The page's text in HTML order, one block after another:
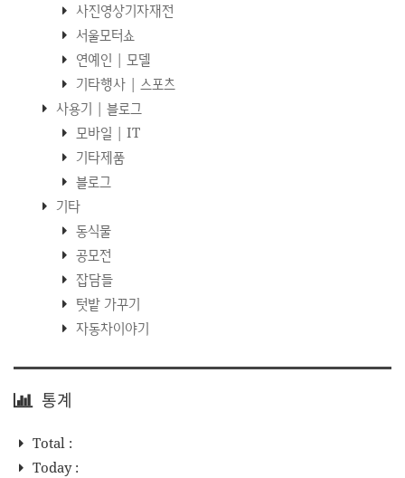
사진영상기자재전
서울모터쇼
연예인 | 모델
기타행사 | 스포츠
사용기 | 블로그
모바일 | IT
기타제품
블로그
기타
동식물
공모전
잡담들
텃밭 가꾸기
자동차이야기
통계
Total :
Today :